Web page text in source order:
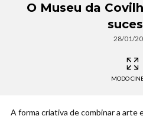
O Museu da
28/01/
MODO
A forma criativa de combinar a arte